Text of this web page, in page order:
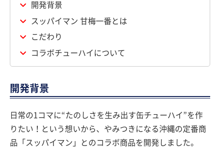
開発背景
スッパイマン 甘梅一番とは
こだわり
コラボチューハイについて
開発背景
日常の1コマに“たのしさを生み出す缶チューハイ”を作
りたい！という想いから、やみつきになる沖縄の定番商
品「スッパイマン」とのコラボ商品を開発しました。